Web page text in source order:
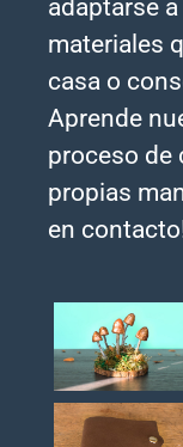
adaptarse
materiales
casa o
Aprende
proceso de
propias
en